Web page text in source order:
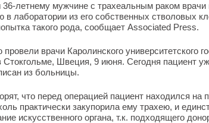
летнему мужчине с трахеальным раком врачи
в лаборатории из его собственных стволовых
такого рода, сообщает Associated Press.
врачи Каролинского университетского
Стокгольме, Швеция, 9 июня. Сегодня пациент
из больницы.
что перед операцией пациент находился на
практически закупорила ему трахею, и
искусственного органа, т.к. подходящего